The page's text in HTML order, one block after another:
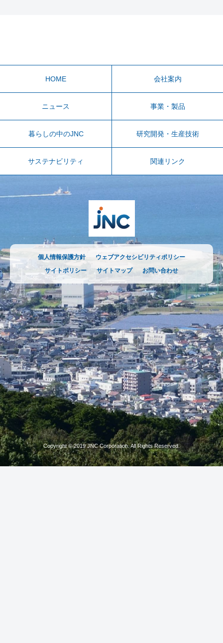
HOME 会社案内
ニュース 事業・製品
暮らしの中のJNC 研究開発・生産技術
サステナビリティ 関連リンク
個人情報保護方針
ウェブアクセシビリティポリシー
サイトポリシー
サイトマップ お問い合わせ
Copyright © 2019 JNC Corporation. All Rights Reserved.